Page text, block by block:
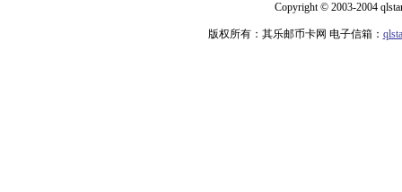
Copyright © 2003-2004
版权所有：其乐邮币卡网 电子信箱：